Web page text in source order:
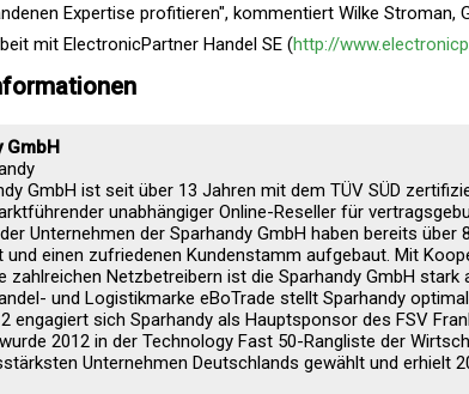
Expertise profitieren", kommentiert Wilke Stroman,
mit ElectronicPartner Handel SE (http://
GmbH
GmbH ist seit über 13 Jahren mit dem TÜV SÜD
unabhängiger Online-Reseller für
Unternehmen der Sparhandy GmbH haben bereits
und einen zufriedenen Kundenstamm aufgebaut. Mit
zahlreichen Netzbetreibern ist die Sparhandy GmbH
und Logistikmarke eBoTrade stellt Sparhandy
engagiert sich Sparhandy als Hauptsponsor des FSV
2012 in der Technology Fast 50-Rangliste der
Unternehmen Deutschlands gewählt und erhielt